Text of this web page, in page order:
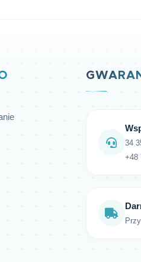
34
+48